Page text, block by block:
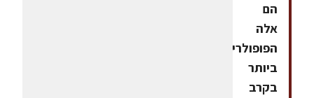
הם
אלה
הפופולריים
ביותר
בקרב